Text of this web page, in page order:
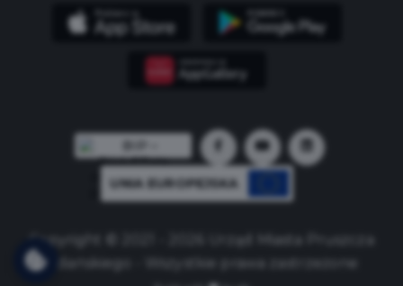
UNIA EUROPEJSKA
Gdańskiego - Wszystkie prawa zastrzeżone